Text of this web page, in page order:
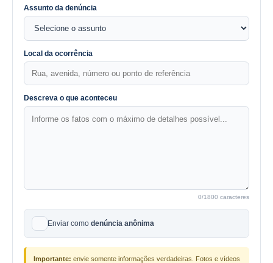
Assunto da denúncia
Local da ocorrência
Descreva o que aconteceu
0/1800 caracteres
Enviar como denúncia anônima
Importante: envie somente informações verdadeiras. Fotos e vídeos